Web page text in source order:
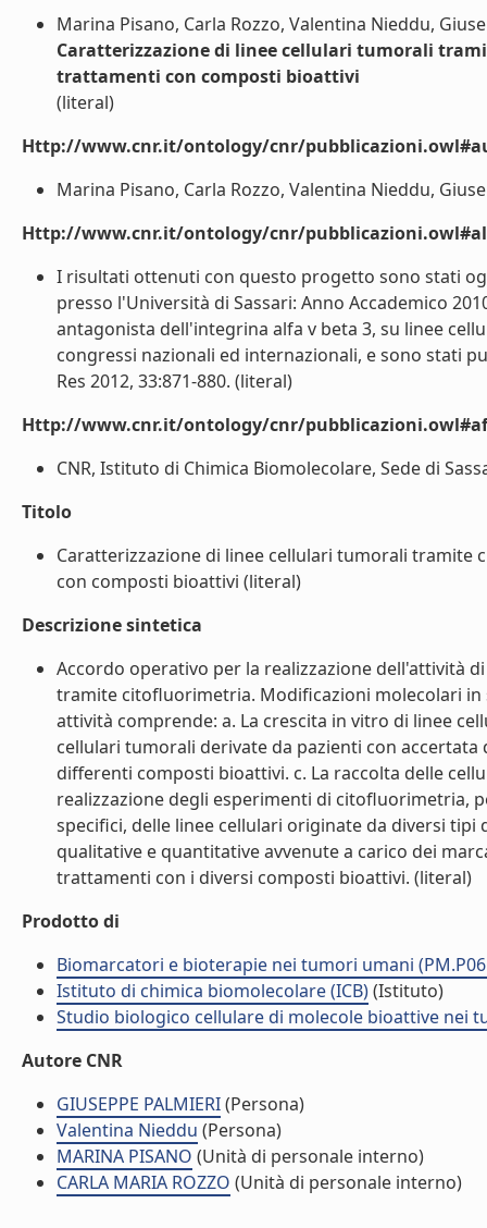
Marina Pisano, Carla Rozzo, Valentina Nieddu,
Caratterizzazione di linee cellulari tumorali
trattamenti con composti bioattivi
(literal)
Http://www.cnr.it/ontology/cnr/
Marina Pisano, Carla Rozzo, Valentina Nieddu,
Http://www.cnr.it/ontology/cnr/
I risultati ottenuti con questo progetto sono stati
presso l'Università di Sassari: Anno Accademico
antagonista dell'integrina alfa v beta 3, su linee
congressi nazionali ed internazionali, e sono stati
Res 2012, 33:871-880. (literal)
Http://www.cnr.it/ontology/cnr/
CNR, Istituto di Chimica Biomolecolare, Sede di
Titolo
Caratterizzazione di linee cellulari tumorali
con composti bioattivi (literal)
Descrizione sintetica
Accordo operativo per la realizzazione dell'attività
tramite citofluorimetria. Modificazioni molecolari
attività comprende: a. La crescita in vitro di linee
cellulari tumorali derivate da pazienti con
differenti composti bioattivi. c. La raccolta delle
realizzazione degli esperimenti di citofluorimetria,
specifici, delle linee cellulari originate da diversi
qualitative e quantitative avvenute a carico dei
trattamenti con i diversi composti bioattivi. (literal)
Prodotto di
Biomarcatori e bioterapie nei tumori umani
Istituto di chimica biomolecolare (ICB)(Istituto)
Studio biologico cellulare di molecole bioattive nei
Autore CNR
GIUSEPPE PALMIERI(Persona)
Valentina Nieddu (Persona)
MARINA PISANO (Unità di personale interno)
CARLA MARIA ROZZO (Unità di personale interno)